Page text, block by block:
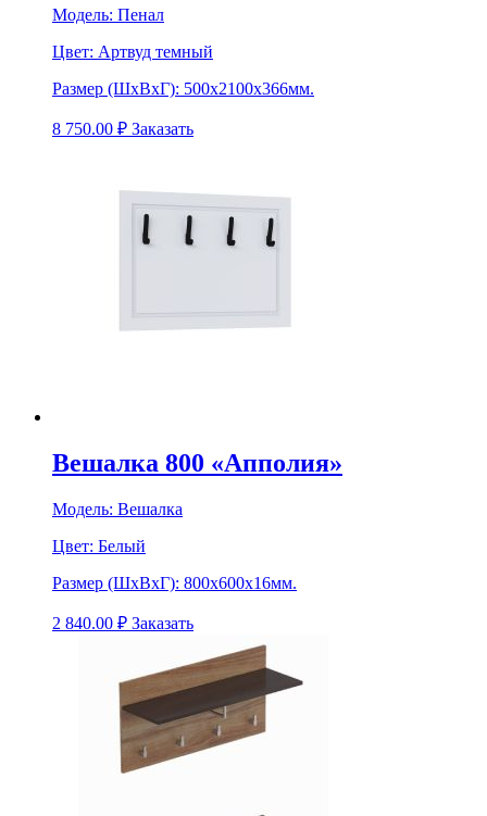
Модель: Пенал
Цвет: Артвуд темный
Размер (ШхВхГ): 500х2100х366мм.
8 750.00 ₽ Заказать
Вешалка 800 «Апполия»
Модель: Вешалка
Цвет: Белый
Размер (ШхВхГ): 800х600х16мм.
2 840.00 ₽ Заказать